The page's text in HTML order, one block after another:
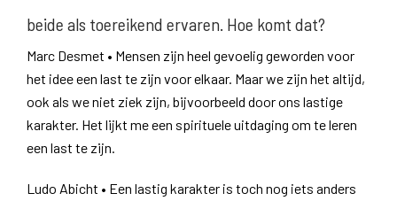
beide als toereikend ervaren. Hoe komt dat?
Marc Desmet • Mensen zijn heel gevoelig geworden voor
het idee een last te zijn voor elkaar. Maar we zijn het altijd,
ook als we niet ziek zijn, bijvoorbeeld door ons lastige
karakter. Het lijkt me een spirituele uitdaging om te leren
een last te zijn.
Ludo Abicht • Een lastig karakter is toch nog iets anders